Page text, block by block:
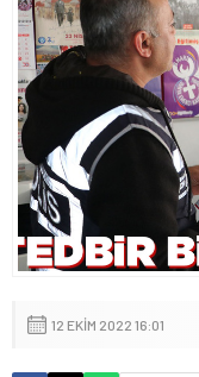
12 EKIM 2022 16:01